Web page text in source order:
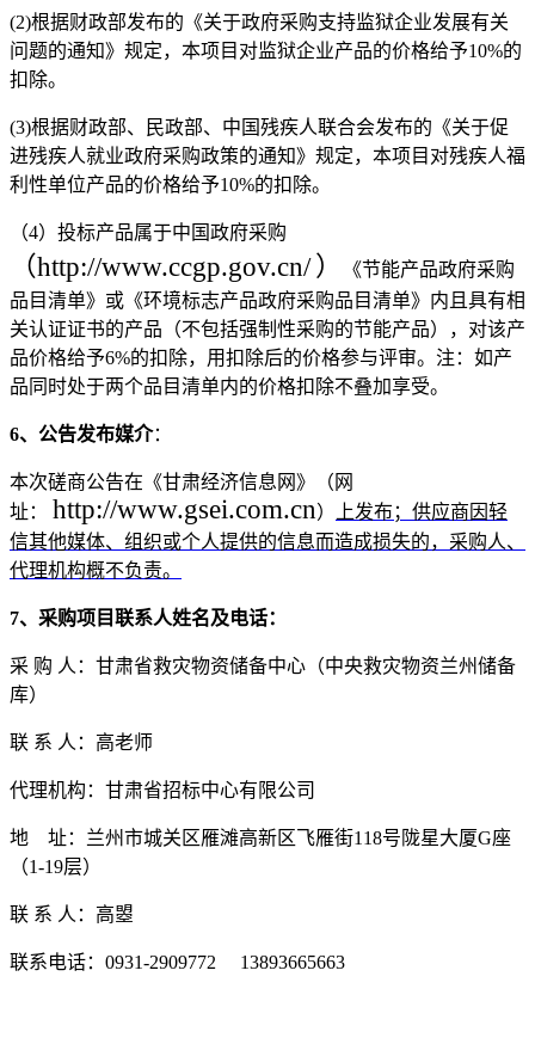
(2)根据财政部发布的《关于政府采购支持监狱企业发展有关
问题的通知》规定，本项目对监狱企业产品的价格给予10%的
扣除。
(3)根据财政部、民政部、中国残疾人联合会发布的《关于促
进残疾人就业政府采购政策的通知》规定，本项目对残疾人福
利性单位产品的价格给予10%的扣除。
（4）投标产品属于中国政府采购
（http://www.ccgp.gov.cn/ ）
《节能产品政府采购
品目清单》或《环境标志产品政府采购品目清单》内且具有相
关认证证书的产品（不包括强制性采购的节能产品），对该产
品价格给予6%的扣除，用扣除后的价格参与评审。注：如产
品同时处于两个品目清单内的价格扣除不叠加享受。
6、公告发布媒介：
本次磋商公告在《甘肃经济信息网》（网
址：
http://www.gsei.com.cn）
上发布；供应商因轻
信其他媒体、组织或个人提供的信息而造成损失的，采购人、
代理机构概不负责。
7、 采购项目联系人姓名及电话：
采 购 人 ： 甘肃省救灾物资储备中心（中央救灾物资兰州储备
库）
联 系 人：高老师
代理机构：甘肃省招标中心有限公司
地 址：兰州市城关区雁滩高新区飞雁街118号陇星大厦G座
（1-19层）
联 系 人： 高曌
联系电话： 0931-2909772 13893665663